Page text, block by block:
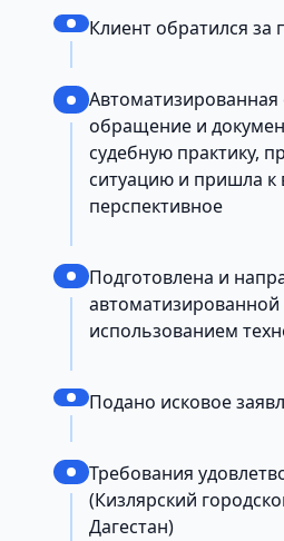
Клиент обратился
Автоматизированная
обращение и
судебную практику,
ситуацию и пришла к
перспективное
Подготовлена и
автоматизированной
использованием
Подано исковое
Требования
(Кизлярский
Дагестан)